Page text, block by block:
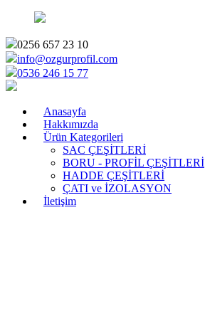
0256 657 23 10
info@ozgurprofil.com
0536 246 15 77
Anasayfa
Hakkımızda
Ürün Kategorileri
SAC ÇEŞİTLERİ
BORU - PROFİL ÇEŞİTLERİ
HADDE ÇEŞİTLERİ
ÇATI ve İZOLASYON
İletişim